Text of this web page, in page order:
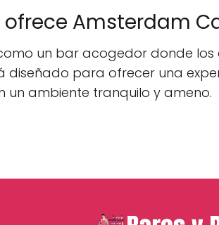
Amsterdam
un bar acogedor donde
diseñado para ofrecer una
ambiente tranquilo y ameno.